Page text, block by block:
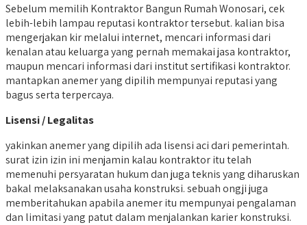
Sebelum memilih Kontraktor Bangun Rumah Wonosari, cek
lebih-lebih lampau reputasi kontraktor tersebut. kalian bisa
mengerjakan kir melalui internet, mencari informasi dari
kenalan atau keluarga yang pernah memakai jasa kontraktor,
maupun mencari informasi dari institut sertifikasi kontraktor.
mantapkan anemer yang dipilih mempunyai reputasi yang
bagus serta terpercaya.
Lisensi / Legalitas
yakinkan anemer yang dipilih ada lisensi aci dari pemerintah.
surat izin izin ini menjamin kalau kontraktor itu telah
memenuhi persyaratan hukum dan juga teknis yang diharuskan
bakal melaksanakan usaha konstruksi. sebuah ongji juga
memberitahukan apabila anemer itu mempunyai pengalaman
dan limitasi yang patut dalam menjalankan karier konstruksi.